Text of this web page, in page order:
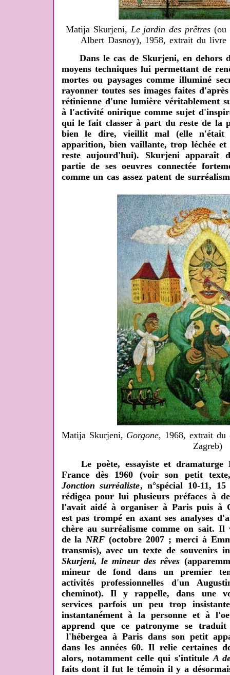
Matija Skurjeni, Le jardin des prêtres (ou
Albert Dasnoy), 1958, extrait du livre
Dans le cas de Skurjeni, en dehors
moyens techniques lui permettant de
mortes ou paysages comme illuminé
rayonner toutes ses images faites
rétinienne d'une lumière véritablement
à l'activité onirique comme sujet
qui le fait classer à part du reste de la
bien le dire, vieillit mal (elle n'était
apparition, bien vaillante, trop léchée
reste aujourd'hui). Skurjeni apparaît
partie de ses oeuvres connectée
comme un cas assez patent de
Matija Skurjeni, Gorgone, 1968, extrait du
Zagreb)
Le poète, essayiste et dramaturge
France dès 1960 (voir son petit
Jonction surréaliste, n°spécial 10-11,
rédigea pour lui plusieurs préfaces à
l'avait aidé à organiser à Paris puis à
est pas trompé en axant ses analyses
chère au surréalisme comme on sait.
de laNRF (octobre 2007 ; merci à
transmis), avec un texte de
Skurjeni, le mineur des rêves
mineur de fond dans un premier
activités professionnelles d'un
cheminot). Il y rappelle, dans une
services parfois un peu trop
instantanément à la personne et à
apprend que ce patronyme se
l'hébergea à Paris dans son petit
dans les années 60. Il relie certaines
alors, notamment celle qui s'intituleA
faits dont il fut le témoin il y a